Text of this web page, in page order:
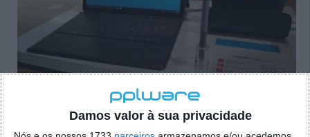
Damos valor à sua privacidade
anterior próxima